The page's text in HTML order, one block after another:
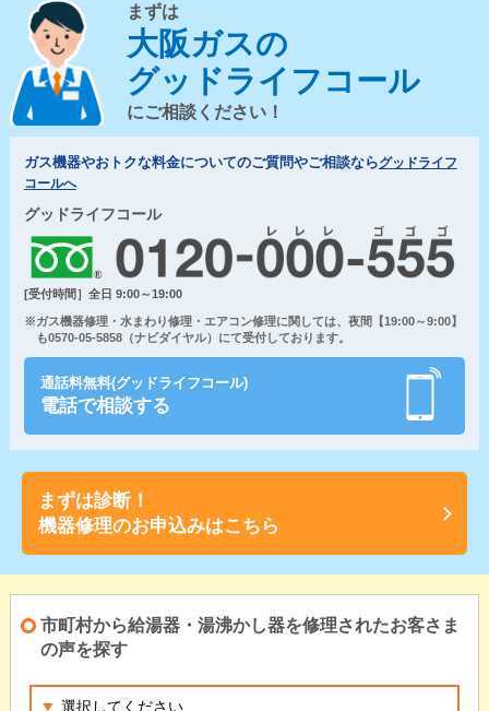
まずは
大阪ガスの
グッドライフコール
にご相談ください！
ガス機器やおトクな料金についてのご質問やご相談ならグッドライフ
コールへ
グッドライフコール
[受付時間］全日 9:00～19:00
※ガス機器修理・水まわり修理・エアコン修理に関しては、夜間【19:00～9:00】
も0570-05-5858（ナビダイヤル）にて受付しております。
通話料無料(グッドライフコール)
電話で相談する
まずは診断！
機器修理のお申込みはこちら
市町村から給湯器・湯沸かし器を修理されたお客さま
の声を探す